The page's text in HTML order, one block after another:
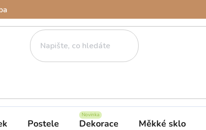
Postele Dekorace Měkké sklo